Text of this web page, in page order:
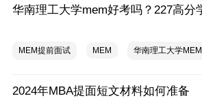
MEM提前面试 MEM 华南理工大学MEM
2024年MBA提面短文材料如何准备